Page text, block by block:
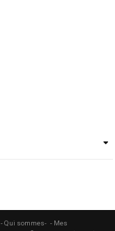
- Qui sommes- - Mes